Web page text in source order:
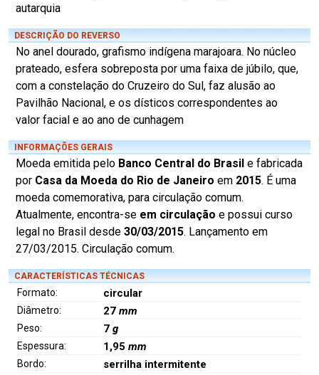
autarquia
DESCRIÇÃO DO REVERSO
No anel dourado, grafismo indígena marajoara. No núcleo
prateado, esfera sobreposta por uma faixa de júbilo, que,
com a constelação do Cruzeiro do Sul, faz alusão ao
Pavilhão Nacional, e os dísticos correspondentes ao
valor facial e ao ano de cunhagem
INFORMAÇÕES GERAIS
Moeda emitida pelo Banco Central do Brasil e fabricada
por Casa da Moeda do Rio de Janeiro em 2015. É uma
moeda comemorativa, para circulação comum.
Atualmente, encontra-se em circulação e possui curso
legal no Brasil desde 30/03/2015. Lançamento em
27/03/2015. Circulação comum.
CARACTERÍSTICAS TÉCNICAS
Formato: circular
Diâmetro: 27 mm
Peso: 7 g
Espessura: 1,95 mm
Bordo: serrilha intermitente